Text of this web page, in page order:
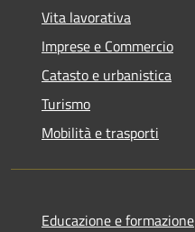
Vita lavorativa
Imprese e Commercio
Catasto e urbanistica
Turismo
Mobilità e trasporti
Educazione e formazione